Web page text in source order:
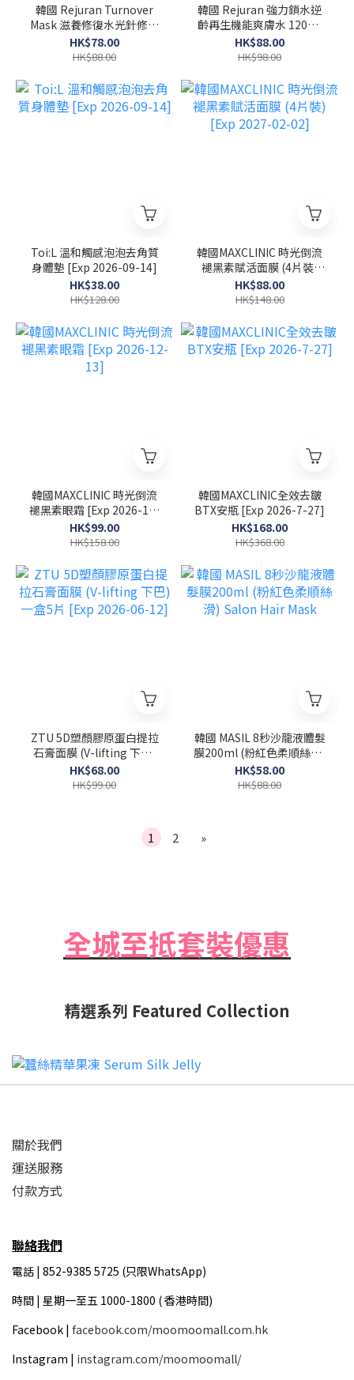
韓國 Rejuran Turnover
Mask 滋養修復水光針修復
面膜 40ml x 5塊
HK$78.00
HK$88.00
韓國 Rejuran 強力鎖水逆
齡再生機能爽膚水 120ml
[Exp 2027-02-08]
HK$88.00
HK$98.00
Toi:L 溫和觸感泡泡去角質
身體墊 [Exp 2026-09-14]
HK$38.00
HK$128.00
韓國MAXCLINIC 時光倒流
褪黑素賦活面膜 (4片裝)
[Exp 2027-02-02]
HK$88.00
HK$148.00
韓國MAXCLINIC 時光倒流
褪黑素眼霜 [Exp 2026-12-
13]
HK$99.00
HK$158.00
韓國MAXCLINIC全效去皺
BTX安瓶 [Exp 2026-7-27]
HK$168.00
HK$368.00
ZTU 5D塑顏膠原蛋白提拉
石膏面膜 (V-lifting 下巴)
一盒5片 [Exp 2026-06-12]
HK$68.00
HK$99.00
韓國 MASIL 8秒沙龍液體髮
膜200ml (粉紅色柔順絲滑)
Salon Hair Mask
HK$58.00
HK$88.00
1 2 »
全城至抵套裝優惠
精選系列 Featured Collection
關於我們
運送服務
付款方式
聯絡我們
電話 | 852-9385 5725 (只限WhatsApp)
時間 | 星期一至五 1000-1800 ( 香港時間)
Facebook | facebook.com/moomoomall.com.hk
Instagram | instagram.com/moomoomall/